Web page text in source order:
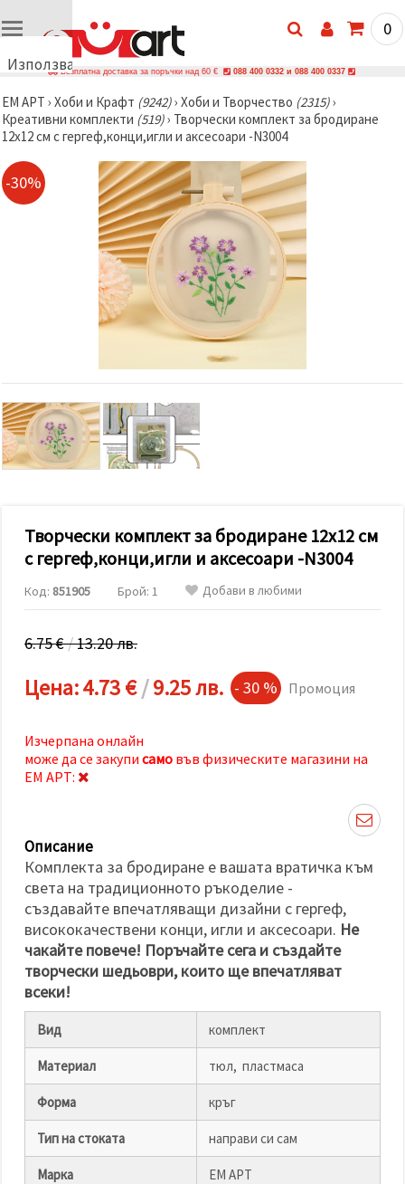
Използваме
🍪
Използваме
бисквитки
технологии,
за да
осигурим
показваме
релевантно
съдържание
и реклами,
включително
с помощта
маркетинг.
Можеш да
съгласиш
всички
"бисквитки"
натиснеш
"Приеми
посочиш
предпочитанията
си в
"Настройки",
"бисквитки"
и кликнеш
бутона
"Запази"
Приеми
всички
Настройки
бисквитките
0
Безплатна доставка за поръчки над 60 € 088 400 0332 и 088 400 0337
ЕМ АРТ › Хоби и Крафт (9242)› Хоби и Творчество (2315)›
Креативни комплекти (519)› Творчески комплект за бродиране
12x12 см с гергеф,конци,игли и аксесоари -N3004
-30%
Творчески комплект за бродиране 12x12 см
с гергеф,конци,игли и аксесоари -N3004
Код: 851905 Брой: 1 Добави в любими
6.75 €/13.20 лв.
Цена:4.73 €/9.25 лв. - 30 % Промоция
Изчерпана онлайн
може да се закупи само във физическите магазини на
ЕМ АРТ:
Описание
Комплекта за бродиране е вашата вратичка към
света на традиционното ръкоделие -
създавайте впечатляващи дизайни с гергеф,
висококачествени конци, игли и аксесоари. Не
чакайте повече! Поръчайте сега и създайте
творчески шедьоври, които ще впечатляват
всеки!
Вид комплект
Материал тюл, пластмаса
Форма кръг
Тип на стоката направи си сам
Марка ЕМ АРТ